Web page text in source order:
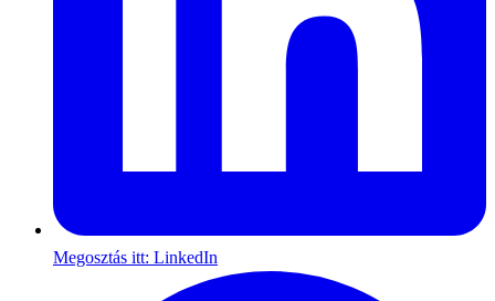
Megosztás itt: LinkedIn